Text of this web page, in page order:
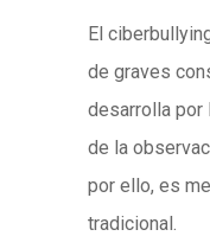
El
de graves
desarrolla por
de la
por ello, es
tradicional.